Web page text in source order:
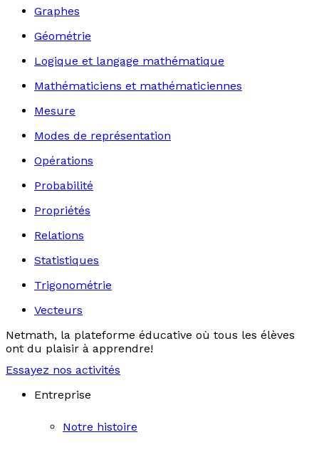
Graphes
Géométrie
Logique et langage mathématique
Mathématiciens et mathématiciennes
Mesure
Modes de représentation
Opérations
Probabilité
Propriétés
Relations
Statistiques
Trigonométrie
Vecteurs
Netmath, la plateforme éducative où tous les élèves
ont du plaisir à apprendre!
Essayez nos activités
Entreprise
Notre histoire